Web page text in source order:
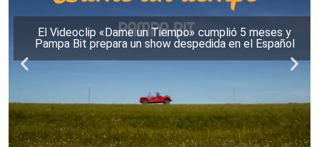
El Videoclip «Dame un Tiempo» cumplió 5 meses y
Pampa Bit prepara un show despedida en el Español